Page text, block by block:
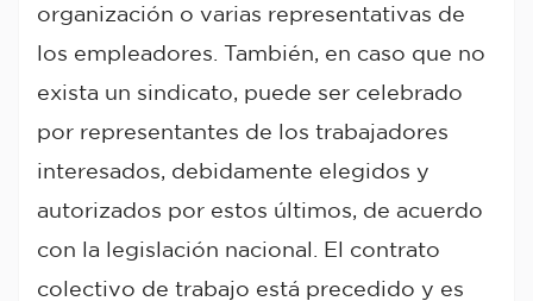
organización o varias representativas de
los empleadores. También, en caso que no
exista un sindicato, puede ser celebrado
por representantes de los trabajadores
interesados, debidamente elegidos y
autorizados por estos últimos, de acuerdo
con la legislación nacional. El contrato
colectivo de trabajo está precedido y es